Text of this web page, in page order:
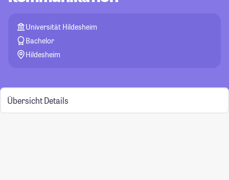
Universität Hildesheim
Bachelor
Hildesheim
Übersicht Details